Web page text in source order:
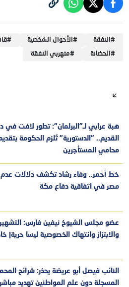
# النفقة # الأحوال الشخصية #
# الحضانة #متهربي النفقة
هبة عرابي لـ"البرلمان": تطور لافت في
القديم.. "الدستورية" تُلزم الحكومة
محامي المستأجرين
خط أحمر.. وفاء رشاد تكشف دلالات
مصر في اتفاقية دفاع مكة
عضو مجلس الشيوخ نيفين فارس: التشهير
والابتزاز وانتهاك الخصوصية ليسا حرية|
النائب فيصل أبو عريضة يحذر: شرائح
المسجلة دون علم المواطنين تهديد